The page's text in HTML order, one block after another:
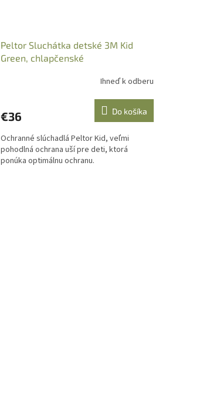
Peltor Sluchátka detské 3M Kid
Green, chlapčenské
Ihneď k odberu
€36 Do košíka
Ochranné slúchadlá Peltor Kid, veľmi
pohodlná ochrana uší pre deti, ktorá
ponúka optimálnu ochranu.